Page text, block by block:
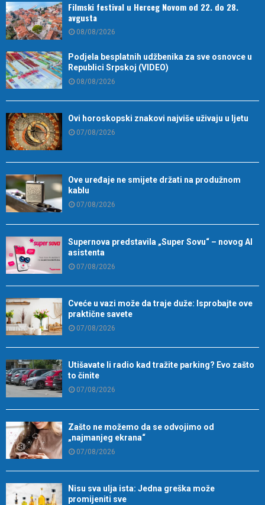
Filmski festival u Herceg Novom od 22. do 28.
avgusta
08/08/2026
Podjela besplatnih udžbenika za sve osnovce u
Republici Srpskoj (VIDEO)
08/08/2026
Ovi horoskopski znakovi najviše uživaju u ljetu
07/08/2026
Ove uređaje ne smijete držati na produžnom
kablu
07/08/2026
Supernova predstavila „Super Sovu“ – novog AI
asistenta
07/08/2026
Cveće u vazi može da traje duže: Isprobajte ove
praktične savete
07/08/2026
Utišavate li radio kad tražite parking? Evo zašto
to činite
07/08/2026
Zašto ne možemo da se odvojimo od
„najmanjeg ekrana“
07/08/2026
Nisu sva ulja ista: Jedna greška može
promijeniti sve